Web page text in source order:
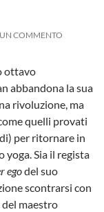
COMMENTO
ottavo
abbandona la sua
rivoluzione, ma
quelli provati
per ritornare in
yoga. Sia il regista
egodel suo
scontrarsi con
del maestro